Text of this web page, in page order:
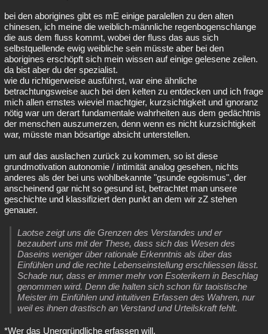
bei den aborigines gibt es mE einige paralellen zu den alten
chinesen, ich meine die weiblich-männliche regenbogenschlange
die aus dem fluss kommt, wobei der fluss das aus sich
selbstquellende ewig weibliche sein müsste aber bei den
aborigines erschöpft sich mein wissen auf einige gelesene zeilen.
da bist aber du der spezialist.
wie du richtigerweise ausführst, war eine ähnliche
betrachtungsweise auch bei den kelten zu entdecken und ich frage
mich allen ernstes wieviel machtgier, kurzsichtigkeit und ignoranz
nötig war um derart fundamentale wahrheiten aus dem gedächtnis
der menschen auszumerzen, denn wenn es nicht kurzsichtigkeit
war, müsste man bösartige absicht unterstellen.
um auf das auslachen zurück zu kommen, so ist diese
grundmotivation autonomie / intimität analog gesehen, nichts
anderes als der bei uns wohlbekannte "gsunde egoismus", der
anscheinend gar nicht so gesund ist, betrachtet man unsere
geschichte und klassifiziert den punkt an dem wir zZ stehen
genauer.
Laotse zeigt uns die Grenzen des Verstandes und er
bezaubert uns mit der These, dass sich das Wesen des
Daseins weniger über rationale Erkenntnis als über das
Einfühlen und die rechte Lebenseinstellung erschliessen lässt.
Schade nur, dass er immer mehr von Esoterikern in Beschlag
genommen wird. Denn die halten sich schon für taoistische
Meister im Einfühlen und intuitiven Erfassen des Wahren, nur
weil es ihnen drastisch an Verstand und Urteilskraft fehlt.
*Wer das Unergründliche erfassen will,